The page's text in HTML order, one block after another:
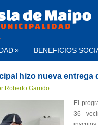
» BENEFICIOS
hizo nueva entrega
Roberto Garrido
El
36